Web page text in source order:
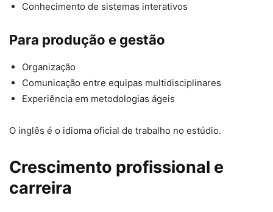
Conhecimento de sistemas interativos
Para produção e gestão
Organização
Comunicação entre equipas multidisciplinares
Experiência em metodologias ágeis
O inglês é o idioma oficial de trabalho no estúdio.
Crescimento profissional e
carreira